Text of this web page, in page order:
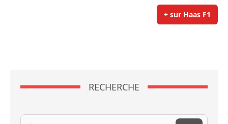
+ sur Haas F1
RECHERCHE
Recherche